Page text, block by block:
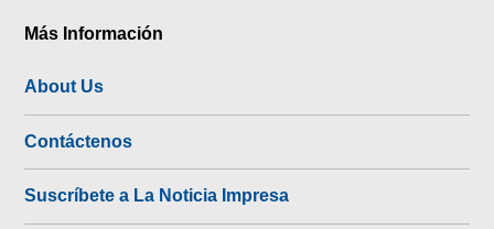
Más Información
About Us
Contáctenos
Suscríbete a La Noticia Impresa